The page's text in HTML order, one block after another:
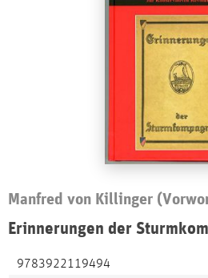
Manfred von Killinger
Erinnerungen der
9783922119494